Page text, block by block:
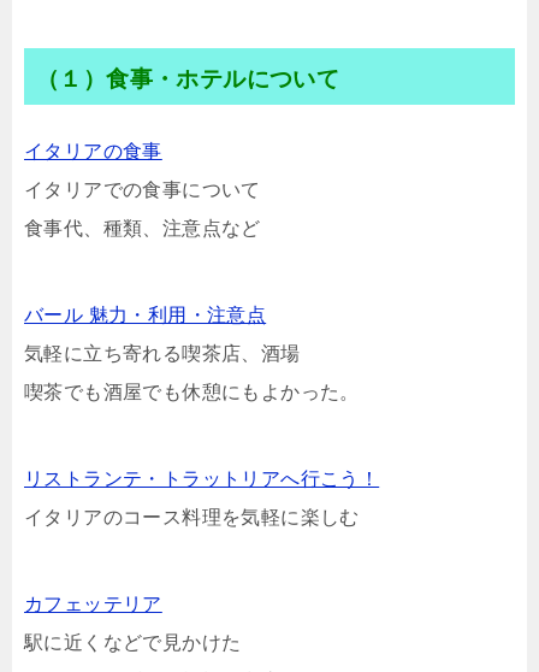
（１）食事・ホテルについて
イタリアの食事
イタリアでの食事について
食事代、種類、注意点など
バール 魅力・利用・注意点
気軽に立ち寄れる喫茶店、酒場
喫茶でも酒屋でも休憩にもよかった。
リストランテ・トラットリアへ行こう！
イタリアのコース料理を気軽に楽しむ
カフェッテリア
駅に近くなどで見かけた